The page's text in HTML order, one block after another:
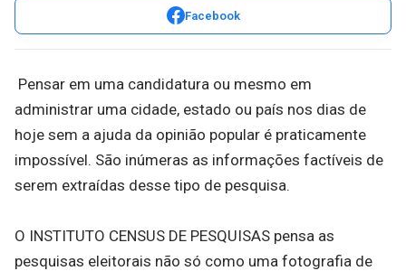
Facebook
Pensar em uma candidatura ou mesmo em
administrar uma cidade, estado ou país nos dias de
hoje sem a ajuda da opinião popular é praticamente
impossível. São inúmeras as informações factíveis de
serem extraídas desse tipo de pesquisa.
O INSTITUTO CENSUS DE PESQUISAS pensa as
pesquisas eleitorais não só como uma fotografia de